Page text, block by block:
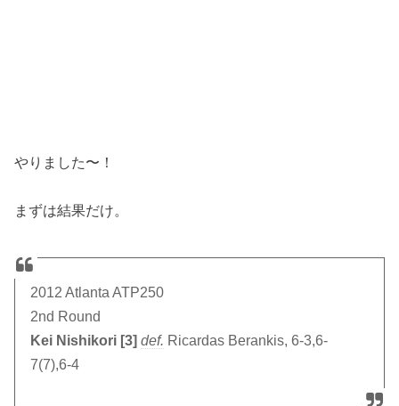
やりました〜！
まずは結果だけ。
2012 Atlanta ATP250
2nd Round
Kei Nishikori [3] def. Ricardas Berankis, 6-3,6-
7(7),6-4